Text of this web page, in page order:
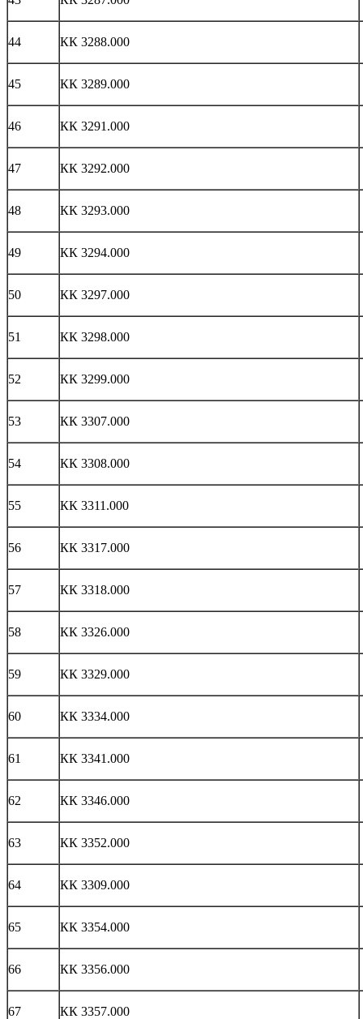
44 КК 3288.000
45 КК 3289.000
46 КК 3291.000
47 КК 3292.000
48 КК 3293.000
49 КК 3294.000
50 КК 3297.000
51 КК 3298.000
52 КК 3299.000
53 КК 3307.000
54 КК 3308.000
55 КК 3311.000
56 КК 3317.000
57 КК 3318.000
58 КК 3326.000
59 КК 3329.000
60 КК 3334.000
61 КК 3341.000
62 КК 3346.000
63 КК 3352.000
64 КК 3309.000
65 КК 3354.000
66 КК 3356.000
67 КК 3357.000